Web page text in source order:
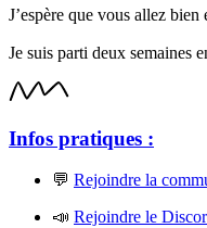
J’espère que vous allez
Je suis parti deux semaines
Infos pratiques :
💬 Rejoindre la
📣 Rejoindre le